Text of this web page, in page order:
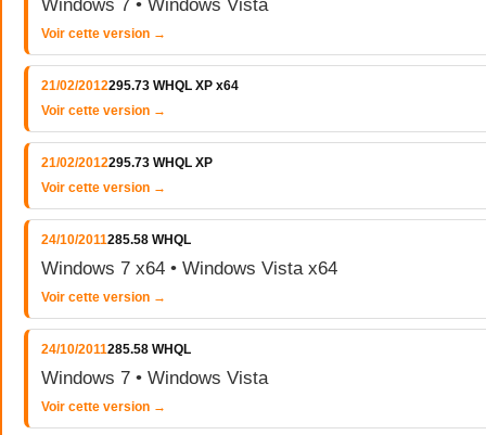
Windows 7 • Windows Vista
Voir cette version →
21/02/2012295.73 WHQL XP x64
Voir cette version →
21/02/2012295.73 WHQL XP
Voir cette version →
24/10/2011285.58 WHQL
Windows 7 x64 • Windows Vista x64
Voir cette version →
24/10/2011285.58 WHQL
Windows 7 • Windows Vista
Voir cette version →